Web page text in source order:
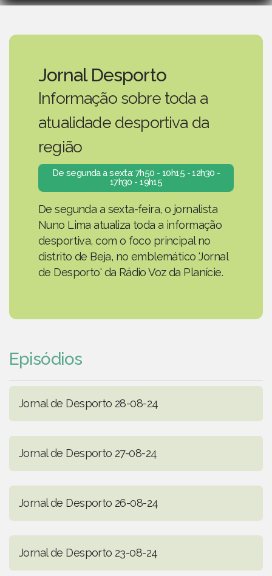
Jornal Desporto
Informação sobre toda a
atualidade desportiva da
região
De segunda a sexta: 7h50 - 10h15 - 12h30 -
17h30 - 19h15
De segunda a sexta-feira, o jornalista
Nuno Lima atualiza toda a informação
desportiva, com o foco principal no
distrito de Beja, no emblemático 'Jornal
de Desporto' da Rádio Voz da Planície.
Episódios
Jornal de Desporto 28-08-24
Jornal de Desporto 27-08-24
Jornal de Desporto 26-08-24
Jornal de Desporto 23-08-24